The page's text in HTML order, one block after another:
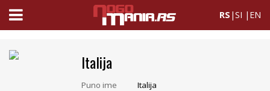
RS |SI | EN
Italija
Puno ime
Italija